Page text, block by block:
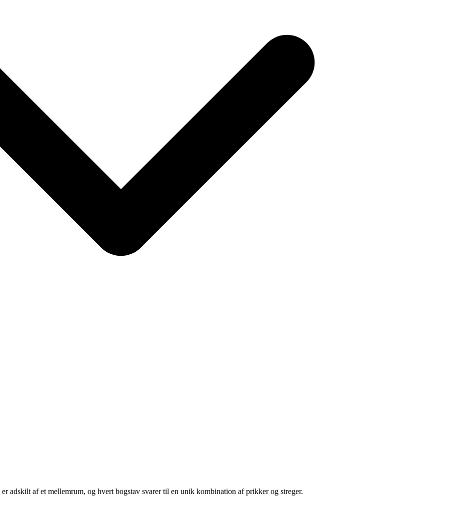
adskilt af et mellemrum, og hvert bogstav svarer til en unik kombination af prikker og streger.